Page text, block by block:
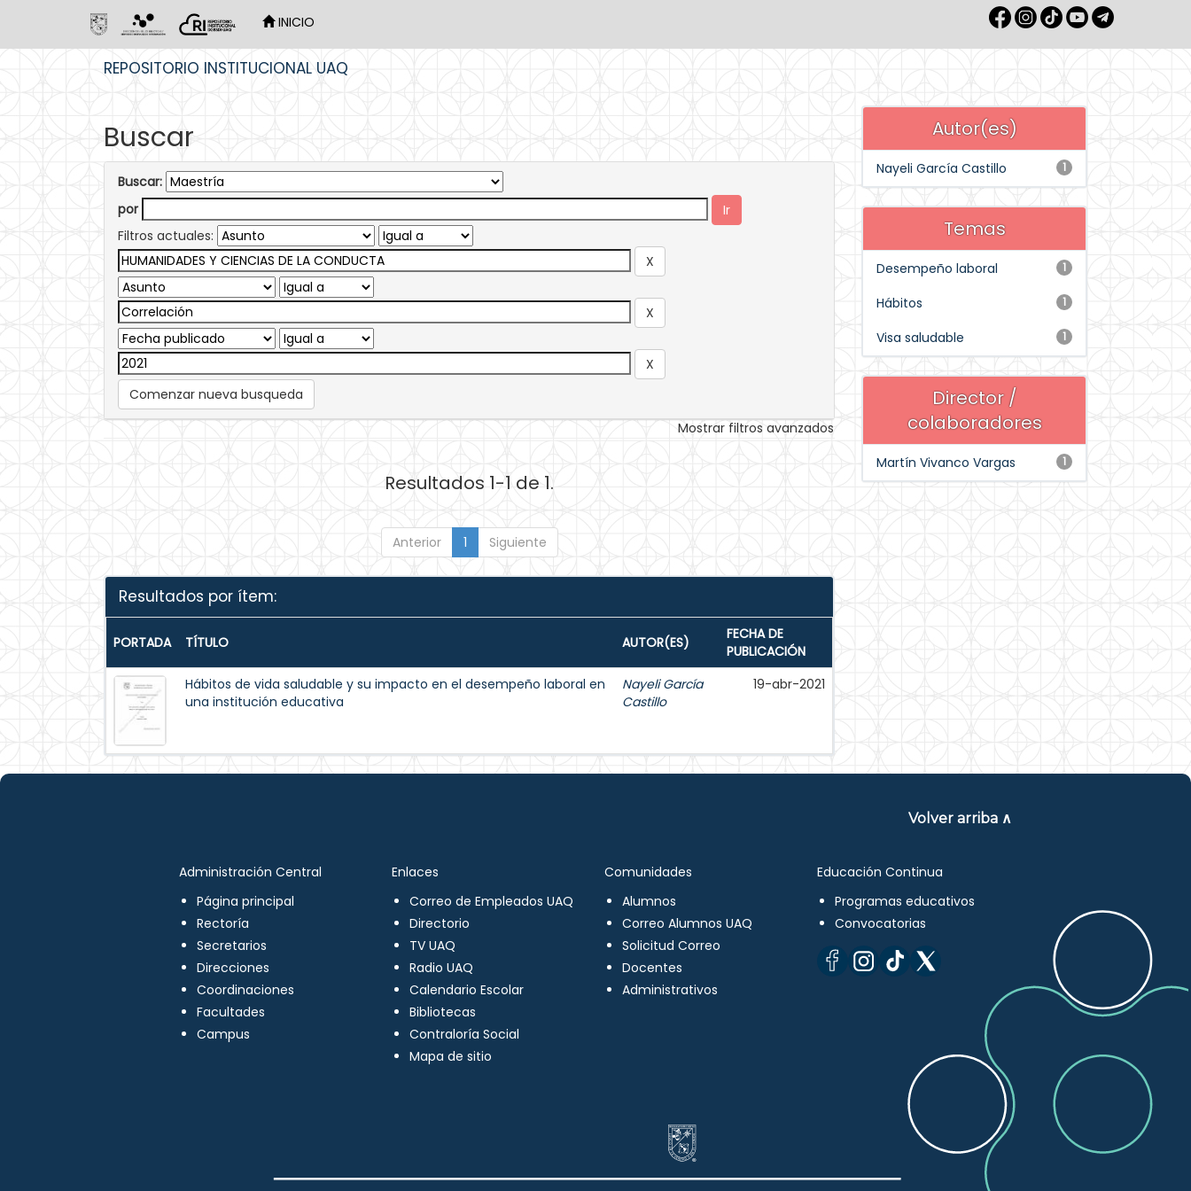
INICIO
REPOSITORIO INSTITUCIONAL UAQ
Buscar
Buscar:
por
Filtros actuales:
Comenzar nueva busqueda
Mostrar filtros avanzados
Resultados 1-1 de 1.
Anterior 1 Siguiente
Resultados por ítem:
PORTADA TÍTULO AUTOR(ES)
FECHA DE
PUBLICACIÓN
Hábitos de vida saludable y su impacto en el desempeño laboral en
una institución educativa
Nayeli García
Castillo
19-abr-2021
Autor(es)
1
Nayeli García Castillo
Temas
1
Desempeño laboral
1
Hábitos
1
Visa saludable
Director /
colaboradores
1
Martín Vivanco Vargas
Volver arriba ∧
Administración Central
Página principal
Rectoría
Secretarios
Direcciones
Coordinaciones
Facultades
Campus
Enlaces
Correo de Empleados UAQ
Directorio
TV UAQ
Radio UAQ
Calendario Escolar
Bibliotecas
Contraloría Social
Mapa de sitio
Comunidades
Alumnos
Correo Alumnos UAQ
Solicitud Correo
Docentes
Administrativos
Educación Continua
Programas educativos
Convocatorias